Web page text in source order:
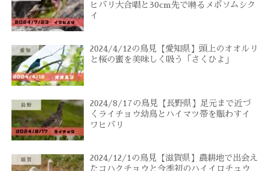
ヒバリ大合唱と30cm先で囀るメボソムシク
イ
2024/4/12の鳥見【愛知県】頭上のオオルリ
と桜の蜜を美味しく吸う「さくひよ」
2024/8/17の鳥見【長野県】足元まで近づ
くライチョウ幼鳥とハイマツ帯を賑わすイ
ワヒバリ
2024/12/1の鳥見【滋賀県】農耕地で出会え
たコハクチョウと今季初のハイイロチュウ